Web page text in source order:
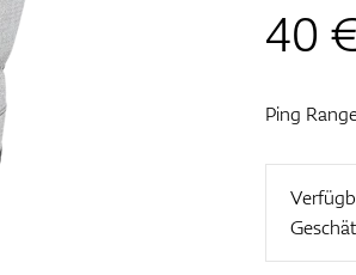
40
Ping